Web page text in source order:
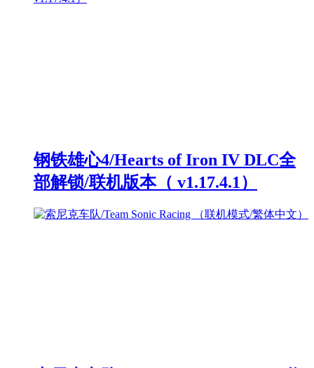
钢铁雄心4/Hearts of Iron IV DLC全
部解锁/联机版本（ v1.17.4.1）